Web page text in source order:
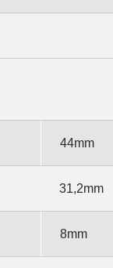
44mm
31,2mm
8mm